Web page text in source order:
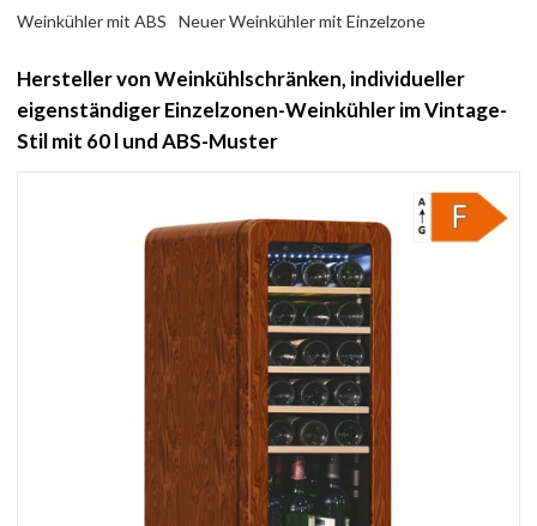
Weinkühler mit ABS
Neuer Weinkühler mit Einzelzone
Hersteller von Weinkühlschränken, individueller
eigenständiger Einzelzonen-Weinkühler im Vintage-
Stil mit 60 l und ABS-Muster